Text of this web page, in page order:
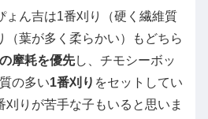
ょん吉は1番刈り（硬く繊維質
（葉が多く柔らかい）もどちら
摩耗を優先し、チモシーボッ
の多い1番刈り をセットしてい
刈りが苦手な子もいると思いま